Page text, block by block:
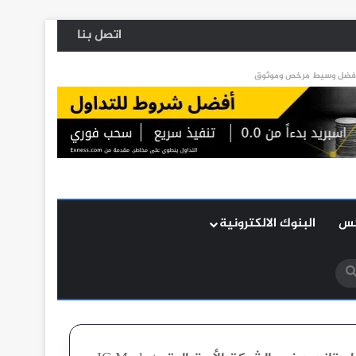
اتصل بنا
البنوك الالكترونية
بحث
عن